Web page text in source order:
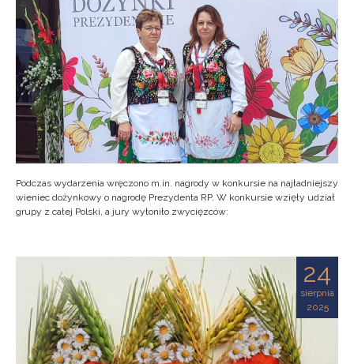
Podczas wydarzenia wręczono m.in. nagrody w konkursie na najładniejszy
wieniec dożynkowy o nagrodę Prezydenta RP. W konkursie wzięły udział
grupy z całej Polski, a jury wyłoniło zwycięzców:
24
sierpnia
2025